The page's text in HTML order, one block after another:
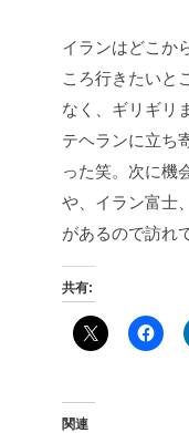
イランはどこか
ころ行きたいと
なく、ギリギリ
テヘランに立ち
った笑。次に機
や、イラン富士
があるので訪れ
共有:
関連